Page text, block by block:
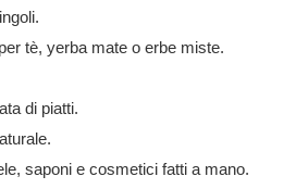
tè, yerba mate o erbe miste.
di piatti.
saponi e cosmetici fatti a mano.